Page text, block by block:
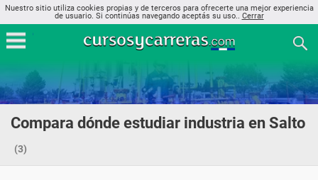
Nuestro sitio utiliza cookies propias y de terceros para ofrecerte una mejor experiencia
de usuario. Si continúas navegando aceptás su uso.. Cerrar
Compara dónde estudiar industria en Salto
(3)